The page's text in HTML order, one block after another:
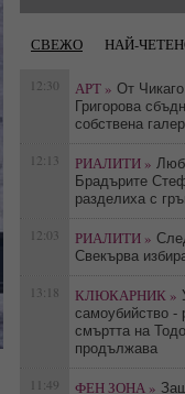
СВЕЖО НАЙ-
12:30 АРТ » От
Григорова
собствена
12:13 РИАЛИТИ »
Брадърите
разделиха с
12:03 РИАЛИТИ »
Свекърва
13:18 КЛЮКАРНИК »
самоубийство -
смъртта на
продължава
11:49 ФЕН ЗОНА »